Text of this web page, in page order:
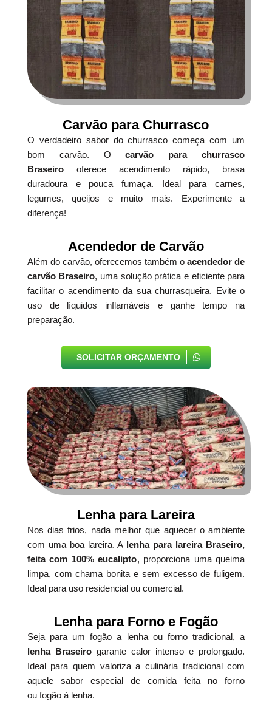
Carvão para Churrasco
O verdadeiro sabor do churrasco começa com um
bom carvão. Ocarvão para churrasco
Braseirooferece acendimento rápido, brasa
duradoura e pouca fumaça. Ideal para carnes,
legumes, queijos e muito mais. Experimente a
diferença!
Acendedor de Carvão
Além do carvão, oferecemos também oacendedor de
carvão Braseiro, uma solução prática e eficiente para
facilitar o acendimento da sua churrasqueira. Evite o
uso de líquidos inflamáveis e ganhe tempo na
preparação.
SOLICITAR ORÇAMENTO
Lenha para Lareira
Nos dias frios, nada melhor que aquecer o ambiente
com uma boa lareira. A lenha para lareira Braseiro,
feita com 100% eucalipto, proporciona uma queima
limpa, com chama bonita e sem excesso de fuligem.
Ideal para uso residencial ou comercial.
Lenha para Forno e Fogão
Seja para um fogão a lenha ou forno tradicional, a
lenha Braseirogarante calor intenso e prolongado.
Ideal para quem valoriza a culinária tradicional com
aquele sabor especial de comida feita no forno
ou fogão à lenha.